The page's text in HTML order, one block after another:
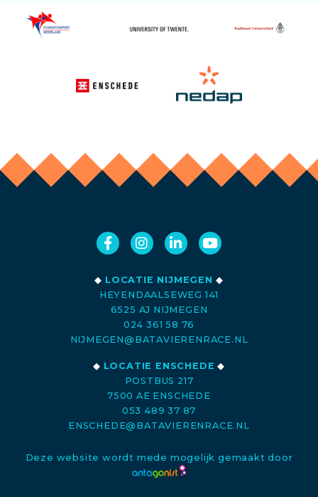
◆ LOCATIE NIJMEGEN ◆
HEYENDAALSEWEG 141
6525 AJ NIJMEGEN
024 361 58 76
NIJMEGEN@BATAVIERENRACE.NL
◆ LOCATIE ENSCHEDE ◆
POSTBUS 217
7500 AE ENSCHEDE
053 489 37 87
ENSCHEDE@BATAVIERENRACE.NL
Deze website wordt mede mogelijk gemaakt door